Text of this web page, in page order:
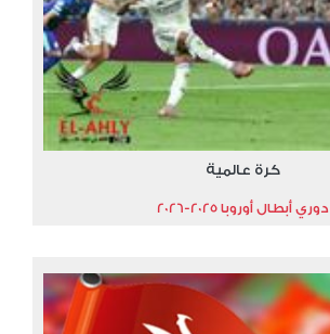
كرة عالمية
دوري أبطال أوروبا 2025-2026